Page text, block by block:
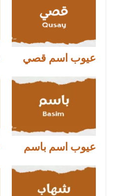
عيوب اسم قصي
عيوب اسم باسم